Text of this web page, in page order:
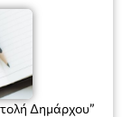
Ιεράπετρα)
Δημάρχου”